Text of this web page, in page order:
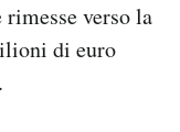
verso la
di euro